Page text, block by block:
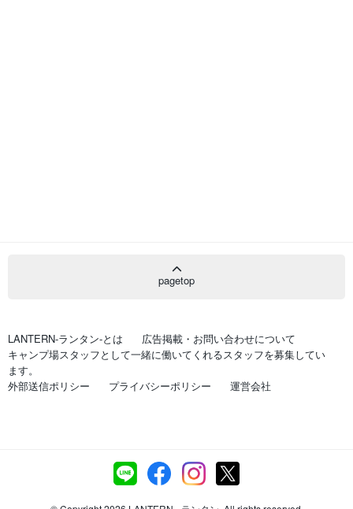
pagetop
LANTERN-ランタン-とは
広告掲載・お問い合わせについて
キャンプ場スタッフとして一緒に働いてくれるスタッフを募集してい
ます。
外部送信ポリシー
プライバシーポリシー 運営会社